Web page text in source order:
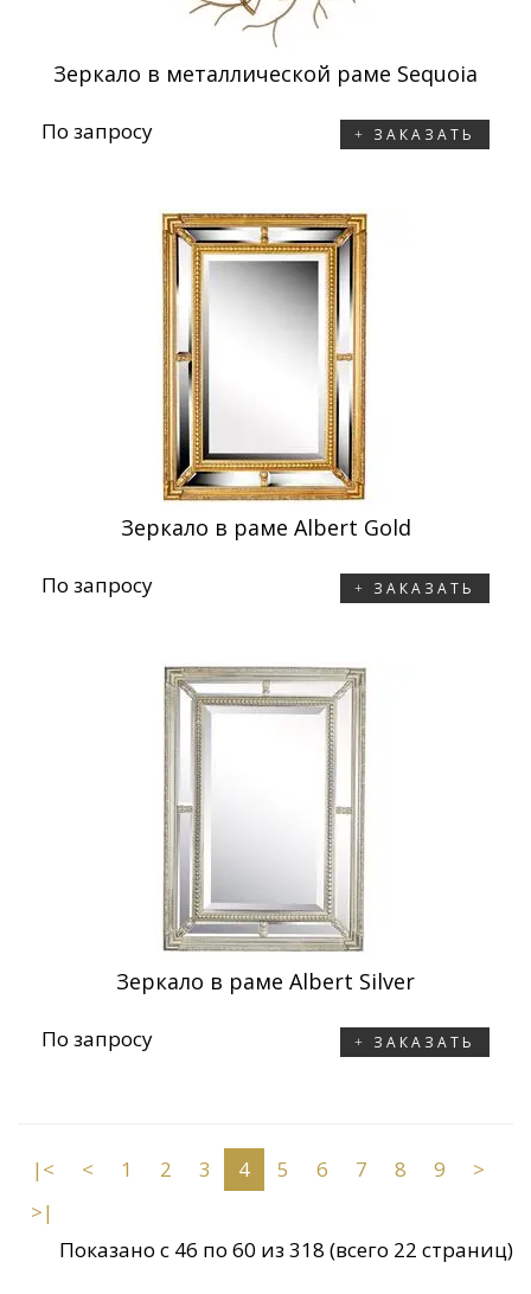
Зеркало в металлической раме Sequoia
По запросу ЗАКАЗАТЬ
Зеркало в раме Albert Gold
По запросу ЗАКАЗАТЬ
Зеркало в раме Albert Silver
По запросу ЗАКАЗАТЬ
|< < 1 2 3 4 5 6 7 8 9
>
>|
Показано с 46 по 60 из 318 (всего 22 страниц)